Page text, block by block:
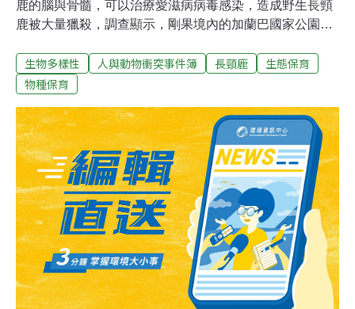
鹿的腦與骨髓，可以治療愛滋病病毒感染，造成野生長頸
鹿被大量獵殺，調查顯示，剛果境內的加蘭巴國家公園
頭。報導表示，生存棲地的破壞已經使長頸鹿必須到更遙
遠的地方尋找食物，盜獵者的濫捕，更是造成長頸鹿瀕臨
子、皮鞋、皮帶等飾品，肉可供食用；更可怕的是，當地
居民迷信食用長頸鹿的腦組織及骨髓，可以使愛滋病患者
恢復健康。根據國際自然保護聯盟（IUCN）的調查，長頸
鹿的數量在1990年晚期還有約14萬，現在全世界已經不到
8萬；長頸鹿保育基金會也透露，過去15年內，非洲長頸
鹿的數量減少了將近40%。
生物多樣性 人與動物衝突事件簿 長頸鹿
生態保育
物種保育